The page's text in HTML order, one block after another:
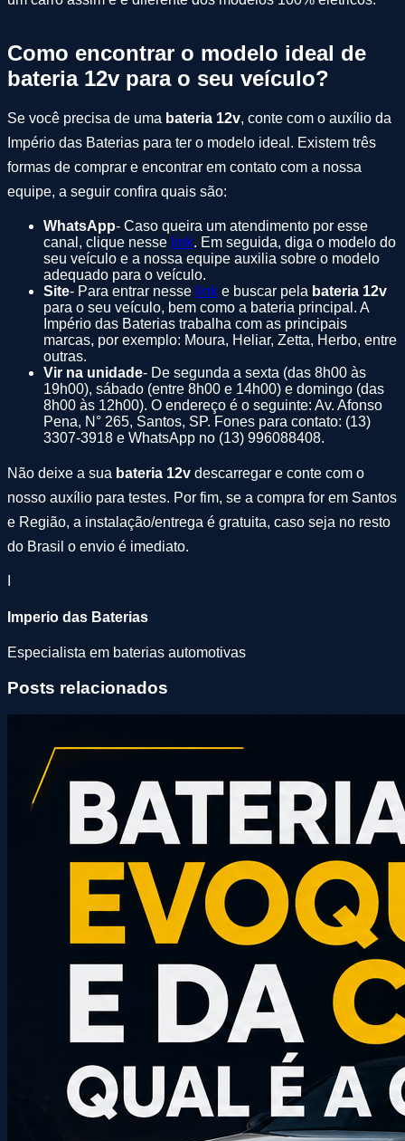
Como encontrar o modelo ideal de
bateria 12v para o seu veículo?
Se você precisa de uma bateria 12v, conte com o auxílio da
Império das Baterias para ter o modelo ideal. Existem três
formas de comprar e encontrar em contato com a nossa
equipe, a seguir confira quais são:
WhatsApp- Caso queira um atendimento por esse
canal, clique nesse link. Em seguida, diga o modelo do
seu veículo e a nossa equipe auxilia sobre o modelo
adequado para o veículo.
Site- Para entrar nesse link e buscar pela bateria 12v
para o seu veículo, bem como a bateria principal. A
Império das Baterias trabalha com as principais
marcas, por exemplo: Moura, Heliar, Zetta, Herbo, entre
outras.
Vir na unidade- De segunda a sexta (das 8h00 às
19h00), sábado (entre 8h00 e 14h00) e domingo (das
8h00 às 12h00). O endereço é o seguinte: Av. Afonso
Pena, N° 265, Santos, SP. Fones para contato: (13)
3307-3918 e WhatsApp no (13) 996088408.
Não deixe a sua bateria 12v descarregar e conte com o
nosso auxílio para testes. Por fim, se a compra for em Santos
e Região, a instalação/entrega é gratuita, caso seja no resto
do Brasil o envio é imediato.
Imperio das Baterias
Especialista em baterias automotivas
Posts relacionados